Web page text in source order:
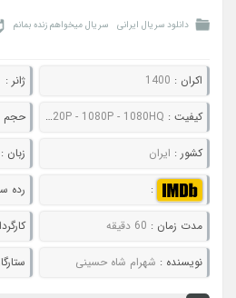
دانلود سریال ایرانی سریال میخواهم زنده بمانم
اکران : 1400 ژانر :
کيفيت : 480P - 720P - 1080P - 1080HQ حجم
کشور : ایران زبان :
: رده
مدت زمان : 60 دقیقه
نويسنده : شهرام شاه حسینی